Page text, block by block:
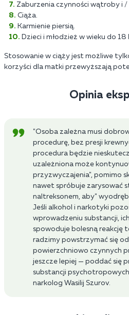
Zaburzenia czynności wątroby i /
Ciąża.
Karmienie piersią.
Dzieci i młodzież w wieku do 18
Stosowanie w ciąży jest możliwe
korzyści dla matki przewyższają
Opinia
"Osoba zależna musi
procedurę, bez presji
procedura będzie
uzależniona może
przyzwyczajenia", pomimo
nawet spróbuje zarysować
naltreksonem, aby"
Jeśli alkohol i narkotyki
wprowadzeniu substancji,
spowoduje bolesną reakcję
radzimy powstrzymać się
powierzchniowo czynnych
jeszcze lepiej — poddać się
substancji
narkolog Wasilij Szurov.